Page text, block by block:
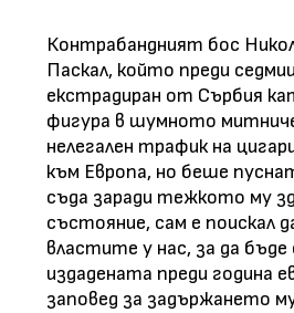
Контрабандният бос
Паскал, който преди
екстрадиран от Сърбия
фигура в шумното
нелегален трафик на
към Европа, но беше
съда заради тежкото му
състояние, сам е поискал
властите у нас, за да бъде
издадената преди година
заповед за задържането